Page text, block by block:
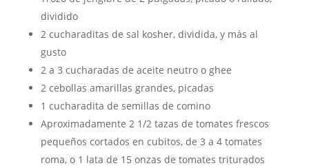
dividido
2 cucharaditas de sal kosher, dividida, y más al
gusto
2 a 3 cucharadas de aceite neutro o ghee
2 cebollas amarillas grandes, picadas
1 cucharadita de semillas de comino
Aproximadamente 2 1/2 tazas de tomates frescos
pequeños cortados en cubitos, de 3 a 4 tomates
roma, o 1 lata de 15 onzas de tomates triturados